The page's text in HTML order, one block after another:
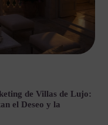
de Villas de Lujo:
el Deseo y la